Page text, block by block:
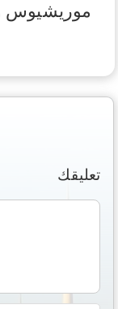
موريشيوس
تعليقك